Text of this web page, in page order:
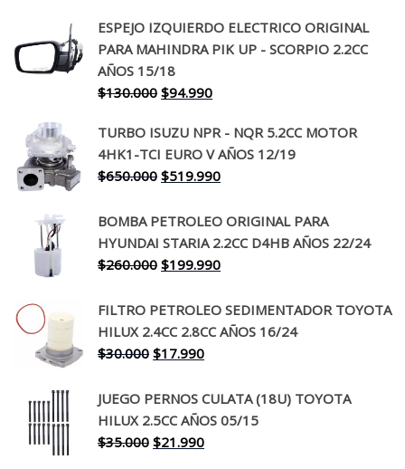
ESPEJO IZQUIERDO ELECTRICO ORIGINAL
PARA MAHINDRA PIK UP - SCORPIO 2.2CC
AÑOS 15/18
$130.000 El
original
era:
$130.000.
$94.990El
actual
es:
$94.990.
TURBO ISUZU NPR - NQR 5.2CC MOTOR
4HK1-TCI EURO V AÑOS 12/19
$650.000 El
original
era:
$650.000.
$519.990El
actual
es:
$519.990.
BOMBA PETROLEO ORIGINAL PARA
HYUNDAI STARIA 2.2CC D4HB AÑOS 22/24
$260.000 El
original
era:
$260.000.
$199.990El
actual
es:
FILTRO PETROLEO SEDIMENTADOR TOYOTA
HILUX 2.4CC 2.8CC AÑOS 16/24
$30.000 El
original
era:
$30.000.
$17.990El
actual
es:
$17.990.
JUEGO PERNOS CULATA (18U) TOYOTA
HILUX 2.5CC AÑOS 05/15
$35.000 El
$21.990El